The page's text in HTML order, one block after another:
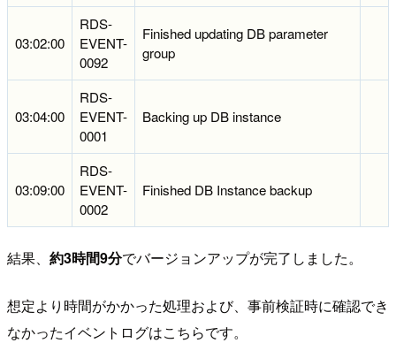
03:02:00
RDS-
EVENT-
0092
Finished updating DB parameter
group
03:04:00
RDS-
EVENT-
0001
Backing up DB instance
03:09:00
RDS-
EVENT-
0002
Finished DB Instance backup
結果、 約3時間9分でバージョンアップが完了しました。
想定より時間がかかった処理および、事前検証時に確認でき
なかったイベントログはこちらです。